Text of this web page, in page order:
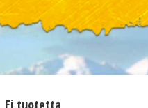
Ei tuotetta